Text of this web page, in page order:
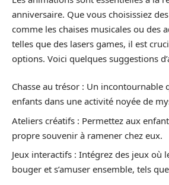
anniversaire. Que vous choisissiez
comme les chaises musicales ou des
telles que des lasers games, il est
options. Voici quelques suggestions
Chasse au trésor : Un incontournable
enfants dans une activité noyée de
Ateliers créatifs : Permettez aux
propre souvenir à ramener chez eux.
Jeux interactifs : Intégrez des jeux où
bouger et s’amuser ensemble, tels